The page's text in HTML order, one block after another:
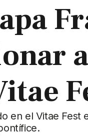
en el Vitae Fest